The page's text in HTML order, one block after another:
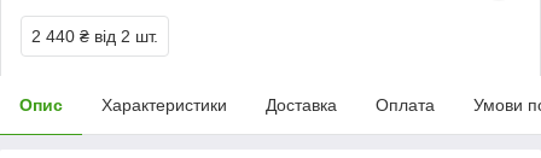
2 440 ₴ від 2 шт.
Опис Характеристики Доставка Оплата Умови